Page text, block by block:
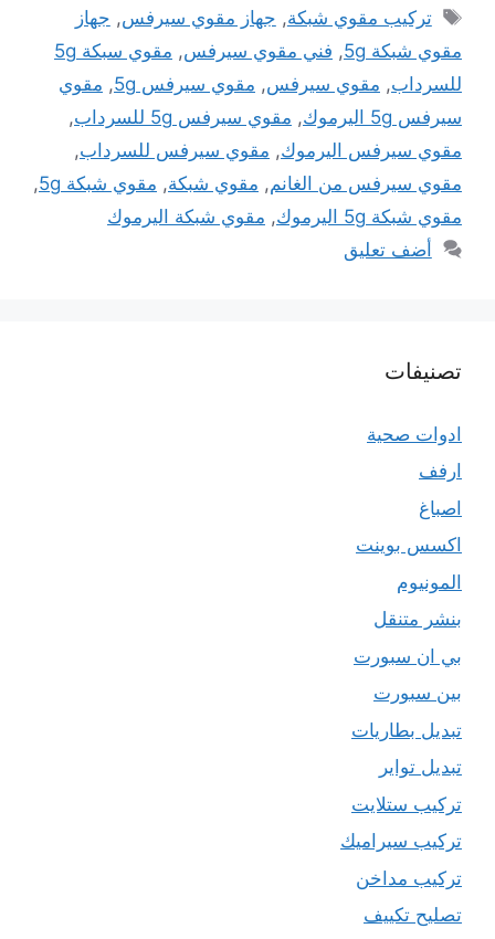
الوسوم
تركيب مقوي شبكة, جهاز مقوي سيرفس, جهاز
مقوي شبكة 5g
, فني مقوي سيرفس,
مقوي سبكة 5g
للسرداب, مقوي سيرفس, مقوي سيرفس 5g , مقوي
سيرفس 5g اليرموك
, مقوي سيرفس 5g للسرداب
,
مقوي سيرفس اليرموك, مقوي سيرفس للسرداب,
مقوي سيرفس من الغانم, مقوي شبكة, مقوي شبكة 5g
,
مقوي شبكة 5g اليرموك
, مقوي شبكة اليرموك
أضف تعليق
تصنيفات
ادوات صحية
ارفف
اصباغ
اكسس بوينت
المونيوم
بنشر متنقل
بي ان سبورت
بين سبورت
تبديل بطاريات
تبديل تواير
تركيب ستلايت
تركيب سيراميك
تركيب مداخن
تصليح تكييف